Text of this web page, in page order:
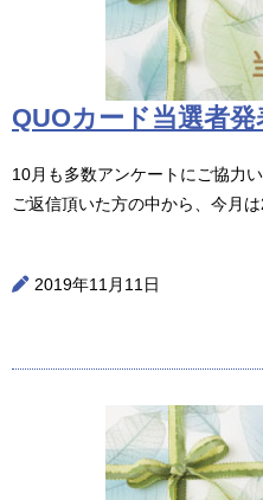
QUOカード当選者
10月も多数アンケートにご協力
ご返信頂いた方の中から、今月は
2019年11月11日